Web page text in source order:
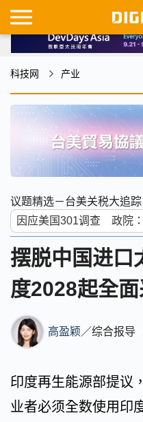
科技网 产业
议题精选－台美关税大追踪
摆脱中国进
度2028起全
高盈颖 ／综合报导
印度再生能源部提议
业者必须全数使用印